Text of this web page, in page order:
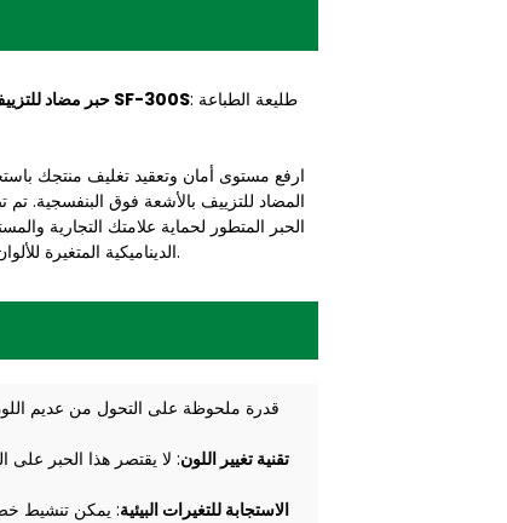
حبر مضاد للتزييف بالأشعة فوق البنفسجية SF-300S: طليعة الطباعة
ارفع مستوى أمان وتعقيد تغليف منتجك
الحبر المتطور لحماية علامتك التجارية
الديناميكية المتغيرة للألوان في ظل ظروف مختلفة.
تقنية تغيير اللون: لا يقتصر هذا الحبر
الاستجابة للتغيرات البيئية: يمكن تنشيط